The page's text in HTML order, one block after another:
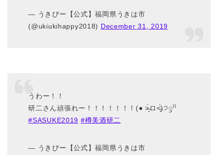
— うきぴー【公式】福岡県うきは市
(@ukiukihappy2018) December 31, 2019
うわー！！
研二さん頑張れー！！！！！！！(● ˃̶͈̀ロ˂̶͈́)੭ꠥ⁾⁾
#SASUKE2019 #樽美酒研二
— うきぴー【公式】福岡県うきは市